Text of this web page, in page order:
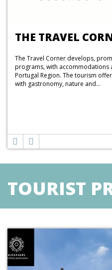
THE TRAVEL
The Travel Corner develops,
programs, with accommodations
Portugal Region. The tourism
with gastronomy, nature and...
TOURIST